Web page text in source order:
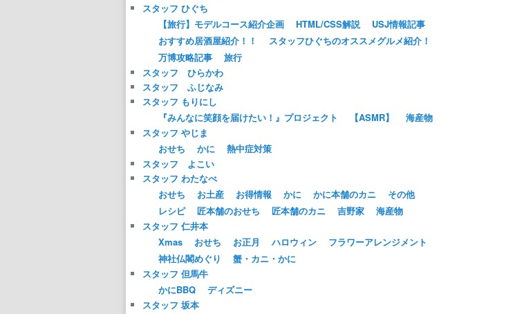
スタッフ ひぐち
【旅行】モデルコース紹介企画
HTML/CSS解説
USJ情報記事
おすすめ居酒屋紹介！！
スタッフひぐちのオススメグルメ紹介！
万博攻略記事
旅行
スタッフ ひらかわ
スタッフ ふじなみ
スタッフ もりにし
『みんなに笑顔を届けたい！』プロジェクト
【ASMR】
海産物
スタッフ やじま
おせち
かに
熱中症対策
スタッフ よこい
スタッフ わたなべ
おせち
お土産 お得情報 かに かに本舗のカニ
その他
レシピ
匠本舗のおせち 匠本舗のカニ 吉野家
海産物
スタッフ 仁井本
Xmas
おせち お正月 ハロウィン
フラワーアレンジメント
神社仏閣めぐり
蟹・カニ・かに
スタッフ 但馬牛
かにBBQ
ディズニー
スタッフ 坂本